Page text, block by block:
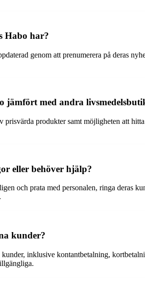
Habo har?
genom att prenumerera på deras
jämfört med andra
produkter samt möjligheten att
eller behöver hjälp?
och prata med personalen, ringa deras
kunder?
inklusive kontantbetalning,